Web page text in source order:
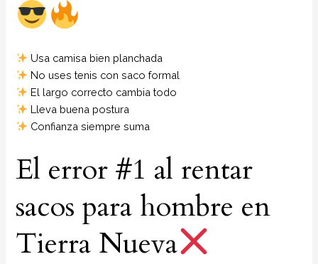
Usa camisa bien planchada
No uses tenis con saco formal
El largo correcto cambia todo
Lleva buena postura
Confianza siempre suma
El error #1 al rentar
sacos para hombre en
Tierra Nueva